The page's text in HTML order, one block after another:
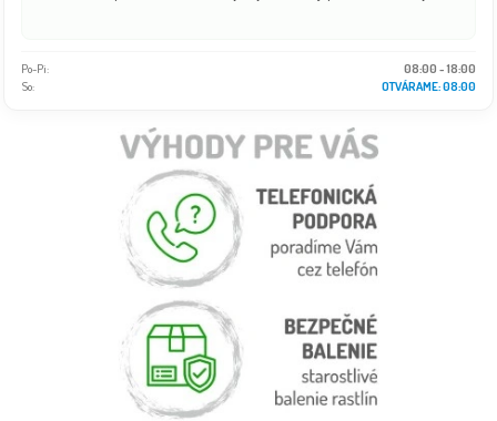
Po-Pi:
08:00 - 18:00
So:
OTVÁRAME: 08:00